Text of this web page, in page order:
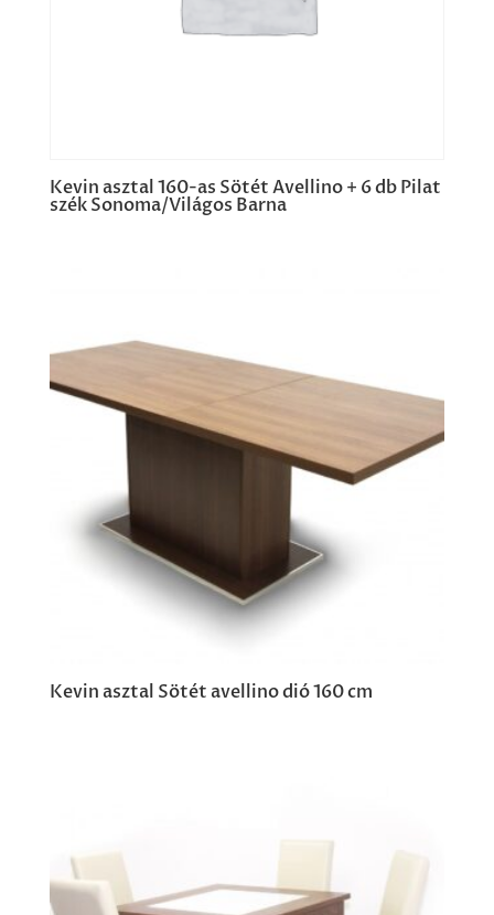
Kevin asztal 160-as Sötét Avellino + 6 db Pilat
szék Sonoma/Világos Barna
Kevin asztal Sötét avellino dió 160 cm